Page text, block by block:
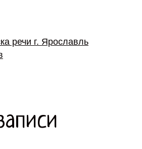
речи г. Ярославль